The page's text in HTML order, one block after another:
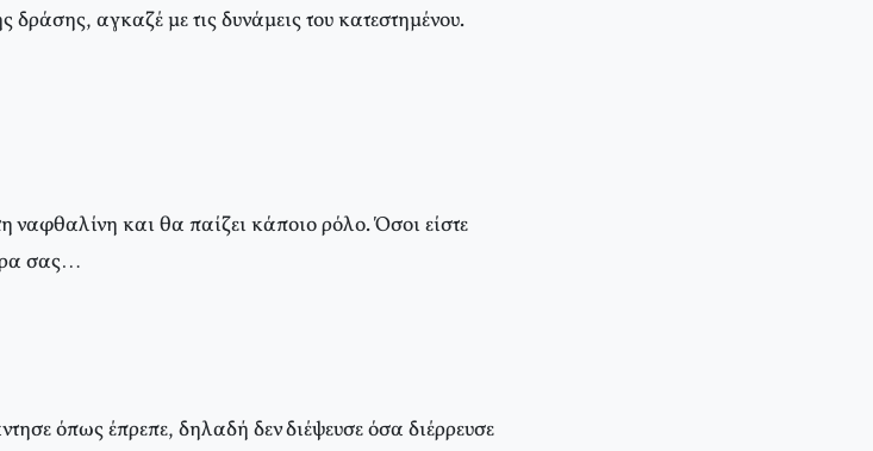
δράσης, αγκαζέ με τις δυνάμεις του κατεστημένου.
ναφθαλίνη και θα παίζει κάποιο ρόλο. Όσοι είστε
σας…
όπως έπρεπε, δηλαδή δεν διέψευσε όσα διέρρευσε